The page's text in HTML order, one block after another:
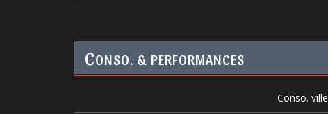
CONSO. & PERFORMANCES
Conso. ville